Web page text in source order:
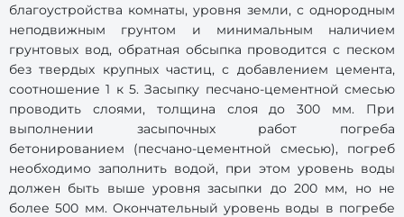
благоустройства комнаты, уровня земли, с однородным
неподвижным грунтом и минимальным наличием
грунтовых вод, обратная обсыпка проводится с песком
без твердых крупных частиц, с добавлением цемента,
соотношение 1 к 5. Засыпку песчано-цементной смесью
проводить слоями, толщина слоя до 300 мм. При
выполнении засыпочных работ погреба
бетонированием (песчано-цементной смесью), погреб
необходимо заполнить водой, при этом уровень воды
должен быть выше уровня засыпки до 200 мм, но не
более 500 мм. Окончательный уровень воды в погребе